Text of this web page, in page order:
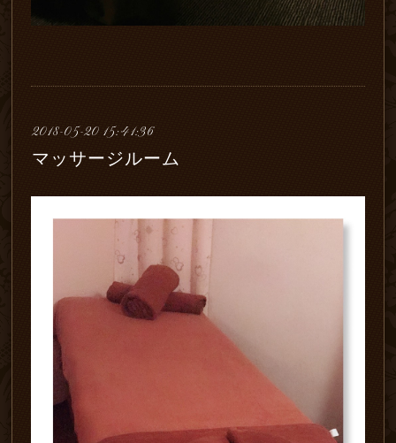
2018-05-20 15:41:36
マッサージルーム